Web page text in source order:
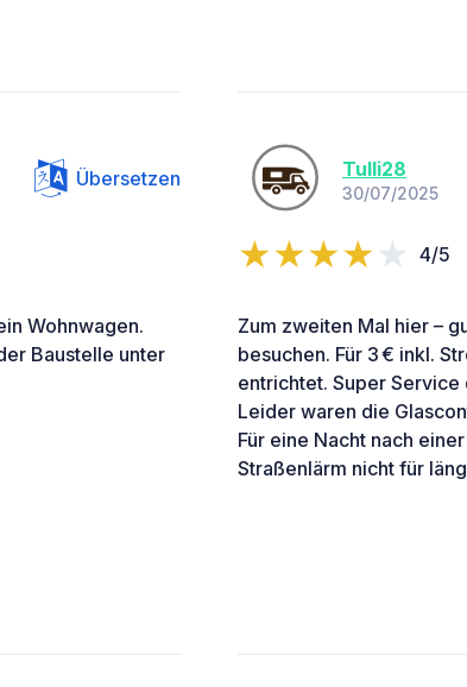
Übersetzen
Wohnwagen.
Baustelle unter
Tulli28
30/07/2025
4/5
Zum zweiten Mal hier –
besuchen. Für 3 € inkl.
entrichtet. Super
Leider waren die
Für eine Nacht nach
Straßenlärm nicht für